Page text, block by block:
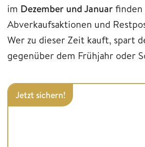
im Dezember und Januarfinden
Abverkaufsaktionen und
Wer zu dieser Zeit kauft, spart
gegenüber dem Frühjahr oder
Jetzt sichern!